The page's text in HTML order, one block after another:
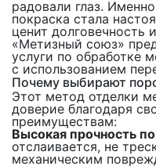
радовали глаз.
покраска стала
ценит долговечность
«Метизный союз»
услуги по обработке
с использованием
Почему выбирают
Этот метод отделки
доверие благодаря
преимуществам:
Высокая прочность
отслаивается, не
механическим